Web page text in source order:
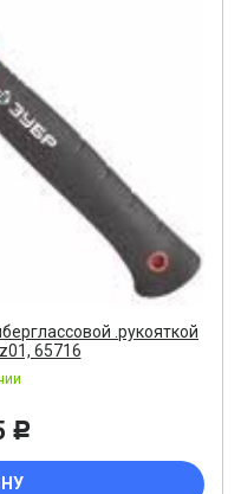
.рукояткой
65716
Р